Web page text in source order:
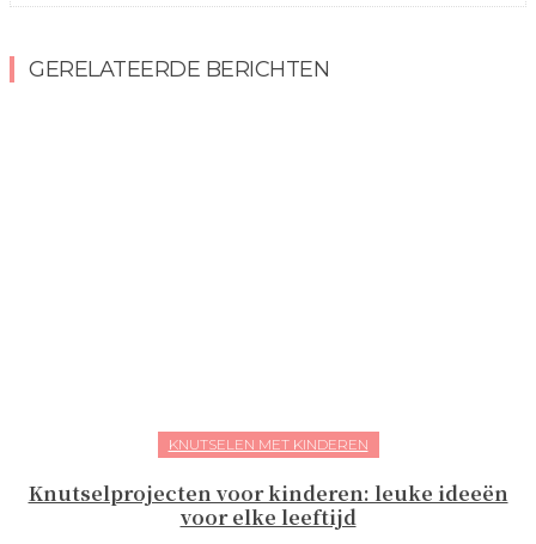
GERELATEERDE BERICHTEN
KNUTSELEN MET KINDEREN
Knutselprojecten voor kinderen: leuke ideeën
voor elke leeftijd